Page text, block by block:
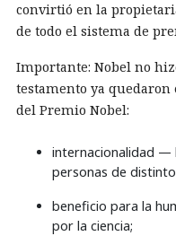
convirtió en la
de todo el sistema de
Importante: Nobel no
testamento ya
del Premio Nobel:
internacionalidad —
personas de
beneficio para la
por la ciencia;